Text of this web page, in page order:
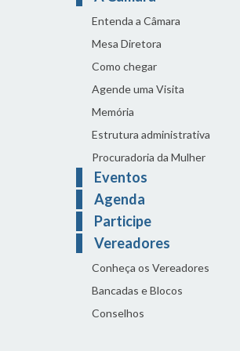
Entenda a Câmara
Mesa Diretora
Como chegar
Agende uma Visita
Memória
Estrutura administrativa
Procuradoria da Mulher
Eventos
Agenda
Participe
Vereadores
Conheça os Vereadores
Bancadas e Blocos
Conselhos